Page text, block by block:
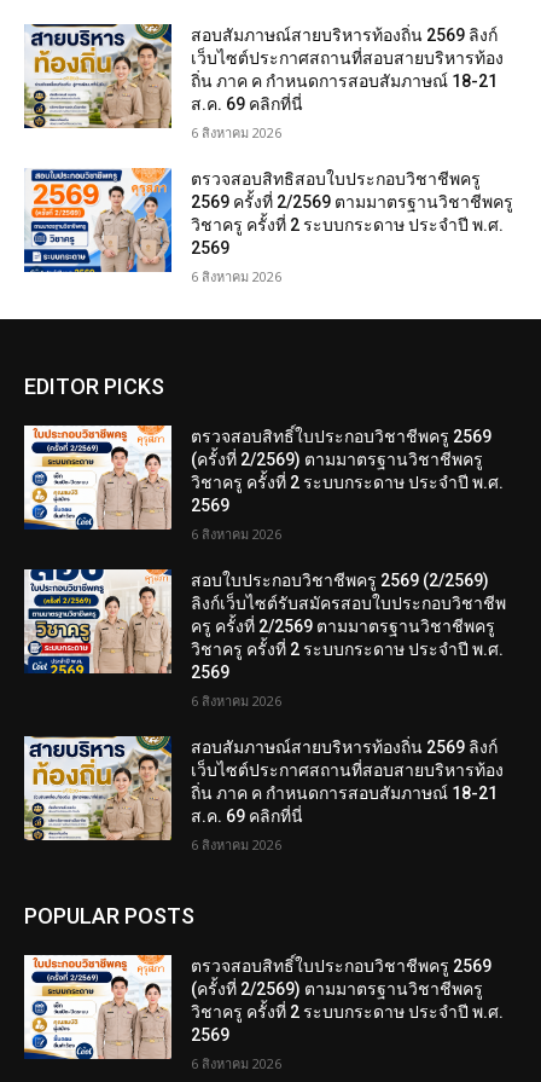
สอบสัมภาษณ์สายบริหารท้องถิ่น 2569 ลิงก์
เว็บไซต์ประกาศสถานที่สอบสายบริหารท้อง
ถิ่น ภาค ค กำหนดการสอบสัมภาษณ์ 18-21
ส.ค. 69 คลิกที่นี่
6 สิงหาคม 2026
ตรวจสอบสิทธิสอบใบประกอบวิชาชีพครู
2569 ครั้งที่ 2/2569 ตามมาตรฐานวิชาชีพครู
วิชาครู ครั้งที่ 2 ระบบกระดาษ ประจำปี พ.ศ.
2569
6 สิงหาคม 2026
EDITOR PICKS
ตรวจสอบสิทธิ์ใบประกอบวิชาชีพครู 2569
(ครั้งที่ 2/2569) ตามมาตรฐานวิชาชีพครู
วิชาครู ครั้งที่ 2 ระบบกระดาษ ประจำปี พ.ศ.
2569
6 สิงหาคม 2026
สอบใบประกอบวิชาชีพครู 2569 (2/2569)
ลิงก์เว็บไซต์รับสมัครสอบใบประกอบวิชาชีพ
ครู ครั้งที่ 2/2569 ตามมาตรฐานวิชาชีพครู
วิชาครู ครั้งที่ 2 ระบบกระดาษ ประจำปี พ.ศ.
2569
6 สิงหาคม 2026
สอบสัมภาษณ์สายบริหารท้องถิ่น 2569 ลิงก์
เว็บไซต์ประกาศสถานที่สอบสายบริหารท้อง
ถิ่น ภาค ค กำหนดการสอบสัมภาษณ์ 18-21
ส.ค. 69 คลิกที่นี่
6 สิงหาคม 2026
POPULAR POSTS
ตรวจสอบสิทธิ์ใบประกอบวิชาชีพครู 2569
(ครั้งที่ 2/2569) ตามมาตรฐานวิชาชีพครู
วิชาครู ครั้งที่ 2 ระบบกระดาษ ประจำปี พ.ศ.
2569
6 สิงหาคม 2026